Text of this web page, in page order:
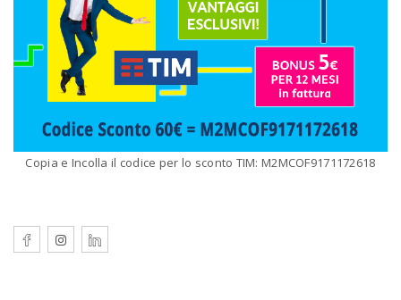
Copia e Incolla il codice per lo sconto TIM: M2MCOF9171172618